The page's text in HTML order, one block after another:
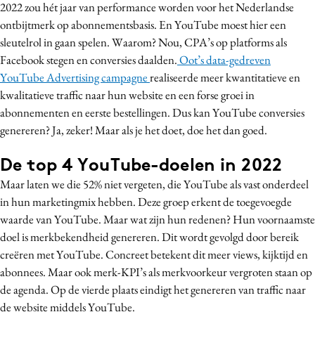
2022 zou hét jaar van performance worden voor het Nederlandse
ontbijtmerk op abonnementsbasis. En YouTube moest hier een
sleutelrol in gaan spelen. Waarom? Nou, CPA’s op platforms als
Facebook stegen en conversies daalden.Oot’s data-gedreven
YouTube Advertising campagnerealiseerde meer kwantitatieve en
kwalitatieve traffic naar hun website en een forse groei in
abonnementen en eerste bestellingen. Dus kan YouTube conversies
genereren? Ja, zeker! Maar als je het doet, doe het dan goed.
De top 4 YouTube-doelen in 2022
Maar laten we die 52% niet vergeten, die YouTube als vast onderdeel
in hun marketingmix hebben. Deze groep erkent de toegevoegde
waarde van YouTube. Maar wat zijn hun redenen? Hun voornaamste
doel is merkbekendheid genereren. Dit wordt gevolgd door bereik
creëren met YouTube. Concreet betekent dit meer views, kijktijd en
abonnees. Maar ook merk-KPI’s als merkvoorkeur vergroten staan op
de agenda. Op de vierde plaats eindigt het genereren van traffic naar
de website middels YouTube.